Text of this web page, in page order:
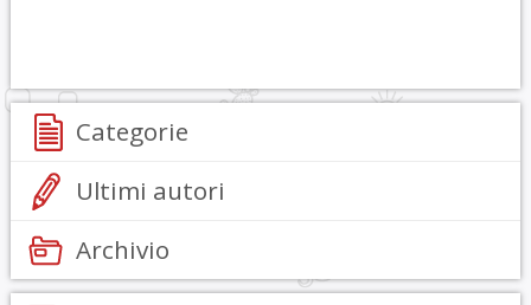
Categorie
Ultimi autori
Archivio